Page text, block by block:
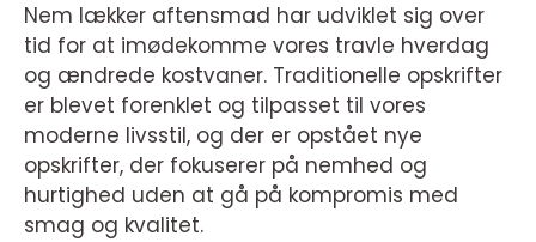
Nem lækker aftensmad har udviklet sig over
tid for at imødekomme vores travle hverdag
og ændrede kostvaner. Traditionelle opskrifter
er blevet forenklet og tilpasset til vores
moderne livsstil, og der er opstået nye
opskrifter, der fokuserer på nemhed og
hurtighed uden at gå på kompromis med
smag og kvalitet.